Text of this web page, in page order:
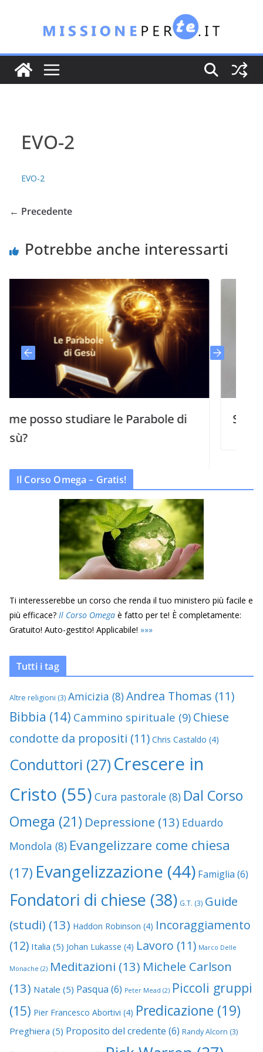
contenuto
EVO-2
EVO-2
← Precedente
Potrebbe anche interessarti
studiare le Parabole di Studi
Il Corso Omega – Gratis!
Ti interesserebbe un corso che renda il tuo ministero più facile e
più efficace? Il Corso Omega è fatto per te! È completamente:
Gratuito! Auto-gestito! Applicabile! »»»
Tutti i tag
Altre religioni (3) Amicizia (8)Andrea Thomas (11)
Bibbia (14) Cammino spirituale (9) Chiese
condotte da propositi (11) Chris Castaldo (4)
Conduttori (27) Crescere in
Cristo (55) Cura pastorale (8) Dal Corso
Omega (21) Depressione (13) Eduardo
Mondola (8) Evangelizzare come chiesa
(17) Evangelizzazione (44) Famiglia (6)
Fondatori di chiese (38) G.T. (3) Guide
(studi) (13) Haddon Robinson (4) Incoraggiamento
(12) Italia (5) Johan Lukasse (4) Lavoro (11) Marco Delle
Monache (2) Meditazioni (13) Michele Carlson
(13) Natale (5) Pasqua (6) Peter Mead (2) Piccoli gruppi
(15) Pier Francesco Abortivi (4) Predicazione (19)
Preghiera (5) Proposito del credente (6) Randy Alcorn (3)